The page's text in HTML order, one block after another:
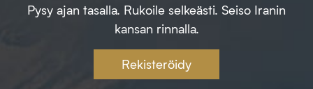
Pysy ajan tasalla. Rukoile selkeästi. Seiso Iranin
kansan rinnalla.
Rekisteröidy